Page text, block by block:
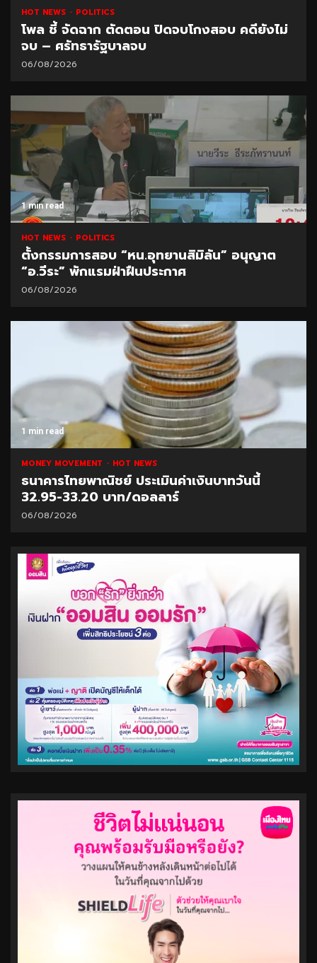
HOT NEWS POLITICS
โพล ชี้ จัดฉาก ตัดตอน ปิดจบโกงสอบ คดียังไม่
จบ – ศรัทธารัฐบาลจบ
06/08/2026
1 min read
HOT NEWS POLITICS
ตั้งกรรมการสอบ “หน.อุทยานสิมิลัน” อนุญาต
“อ.วีระ” พักแรมฝ่าฝืนประกาศ
06/08/2026
1 min read
MONEY MOVEMENT HOT NEWS
ธนาคารไทยพาณิชย์ ประเมินค่าเงินบาทวันนี้
32.95-33.20 บาท/ดอลลาร์
06/08/2026